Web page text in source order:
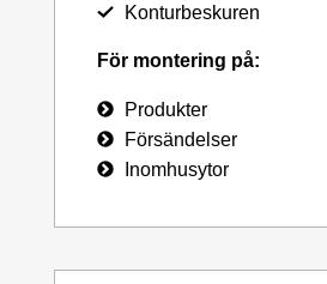
Konturbeskuren
För montering på:
Produkter
Försändelser
Inomhusytor